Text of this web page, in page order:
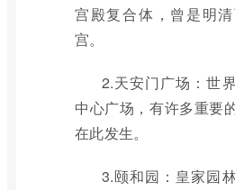
宫殿复合体，曾是明
宫。
2.天安门广场：世
中心广场，有许多重要
在此发生。
3.颐和园：皇家园